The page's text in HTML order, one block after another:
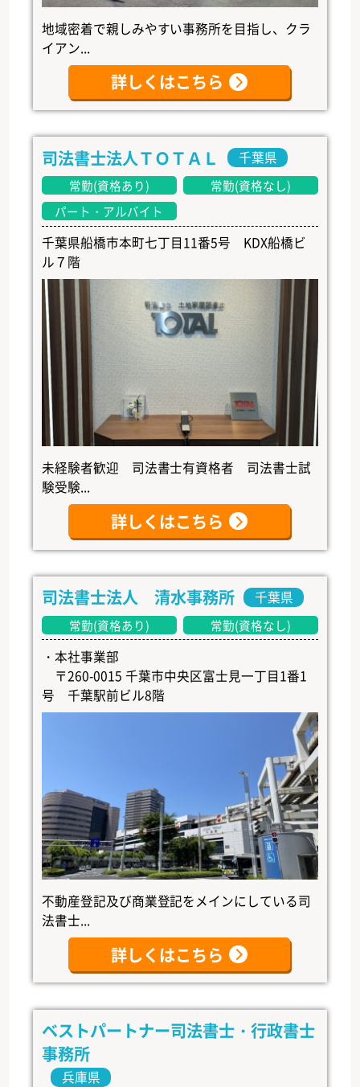
地域密着で親しみやすい事務所を目指し、クラ
イアン...
詳しくはこちら
司法書士法人ＴＯＴＡＬ 千葉県
常勤(資格あり)
常勤(資格なし)
パート・アルバイト
千葉県船橋市本町七丁目11番5号 KDX船橋ビ
ル７階
未経験者歓迎 司法書士有資格者 司法書士試
験受験...
詳しくはこちら
司法書士法人 清水事務所 千葉県
常勤(資格あり) 常勤(資格なし)
・本社事業部
〒260-0015 千葉市中央区富士見一丁目1番1
号 千葉駅前ビル8階
不動産登記及び商業登記をメインにしている司
法書士...
詳しくはこちら
ベストパートナー司法書士・行政書士
事務所
兵庫県